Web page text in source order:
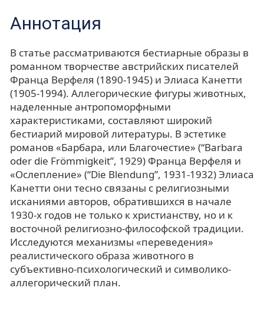
Аннотация
В статье рассматриваются бестиарные образы в
романном творчестве австрийских писателей
Франца Верфеля (1890-1945) и Элиаса Канетти
(1905-1994). Аллегорические фигуры животных,
наделенные антропоморфными
характеристиками, составляют широкий
бестиарий мировой литературы. В эстетике
романов «Барбара, или Благочестие» (“Barbara
oder die Frömmigkeit”, 1929) Франца Верфеля и
«Ослепление» (“Die Blendung”, 1931-1932) Элиаса
Канетти они тесно связаны с религиозными
исканиями авторов, обратившихся в начале
1930-х годов не только к христианству, но и к
восточной религиозно-философской традиции.
Исследуются механизмы «переведения»
реалистического образа животного в
субъективно-психологический и символико-
аллегорический план.